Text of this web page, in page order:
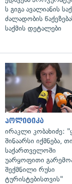
ს გიგა ავალიანის
ძალადობის
საქმის დეტალები
პოლიტიკა
ირაკლი კობახიძე:
შინაარსი იქმნება,
საქართველოში
უარყოფითი
შექმნილი რუსი
ტურისტებისთვის"